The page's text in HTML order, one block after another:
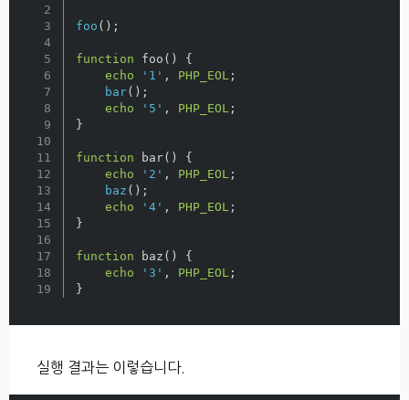
2
3
4
5
6
7
8
9
10
11
12
13
14
15
16
17
18
foo ();
function foo ()
{
echo
'1' , PHP_EOL ;
bar();
echo
'5' , PHP_EOL ;
}
function bar()
{
echo
'2' , PHP_EOL ;
baz ();
echo
'4' , PHP_EOL ;
}
function baz ()
{
echo
'3' , PHP_EOL ;
}
실행 결과는 이렇습니다.